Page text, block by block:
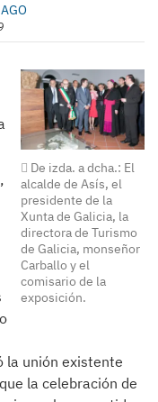
De izda. a dcha.: El
alcalde de Asís, el
presidente de la
Xunta de Galicia, la
directora de Turismo
de Galicia, monseñor
Carballo y el
comisario de la
exposición.
la unión existente
la celebración de